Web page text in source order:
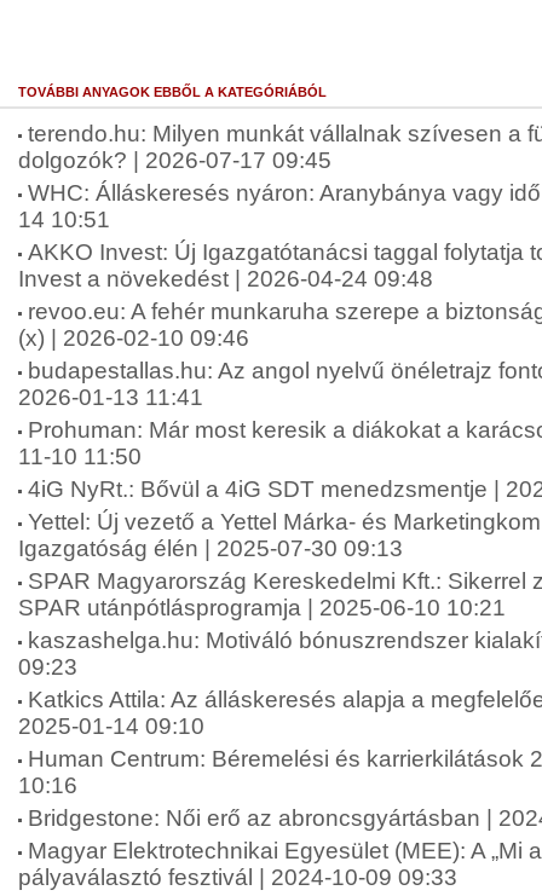
TOVÁBBI ANYAGOK EBBŐL A KATEGÓRIÁBÓL
terendo.hu: Milyen munkát vállalnak szívesen a
dolgozók? | 2026-07-17 09:45
WHC: Álláskeresés nyáron: Aranybánya vagy
14 10:51
AKKO Invest: Új Igazgatótanácsi taggal folytatja
Invest a növekedést | 2026-04-24 09:48
revoo.eu: A fehér munkaruha szerepe a
(x) | 2026-02-10 09:46
budapestallas.hu: Az angol nyelvű önéletrajz
2026-01-13 11:41
Prohuman: Már most keresik a diákokat a
11-10 11:50
4iG NyRt.: Bővül a 4iG SDT menedzsmentje |
Yettel: Új vezető a Yettel Márka- és
Igazgatóság élén | 2025-07-30 09:13
SPAR Magyarország Kereskedelmi Kft.: Sikerrel
SPAR utánpótlásprogramja | 2025-06-10 10:21
kaszashelga.hu: Motiváló bónuszrendszer
09:23
Katkics Attila: Az álláskeresés alapja a
2025-01-14 09:10
Human Centrum: Béremelési és karrierkilátások
10:16
Bridgestone: Női erő az abroncsgyártásban |
Magyar Elektrotechnikai Egyesület (MEE): A „Mi
pályaválasztó fesztivál | 2024-10-09 09:33